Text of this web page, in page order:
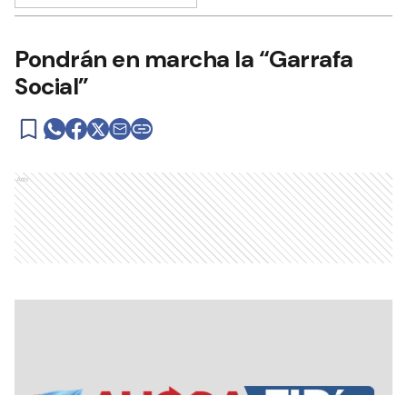
Pondrán en marcha la “Garrafa
Social”
Ads